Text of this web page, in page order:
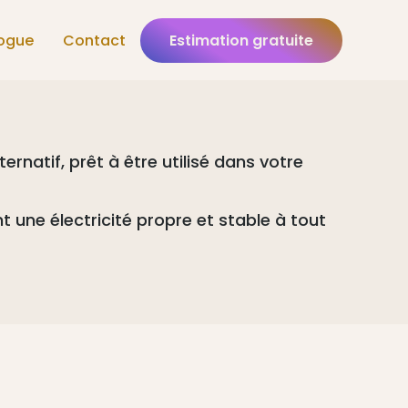
Contact Estimation gratuite
prêt à être utilisé dans votre
une électricité propre et stable à tout